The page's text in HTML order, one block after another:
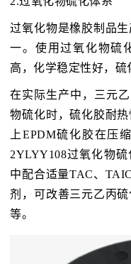
过氧化物是橡胶制品
一。使用过氧化物硫
高，化学稳定性好，硫
在实际生产中，三元
物硫化时，硫化胶耐
上EPDM硫化胶在压
2YLYY108过氧化物
中配合适量TAC、
剂，可改善三元乙丙
等。